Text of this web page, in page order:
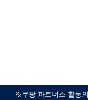
※쿠팡 파트너스 활동